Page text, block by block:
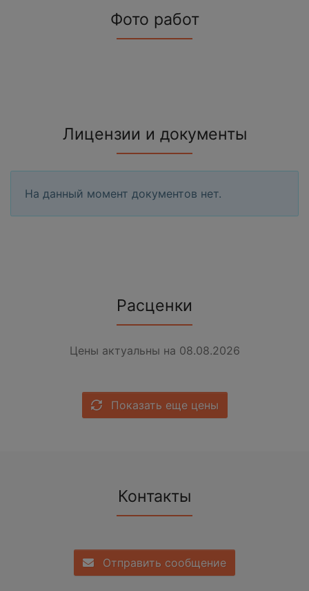
Фото работ
Лицензии и документы
На данный момент документов нет.
Расценки
Цены актуальны на 08.08.2026
Показать еще цены
Контакты
Отправить сообщение